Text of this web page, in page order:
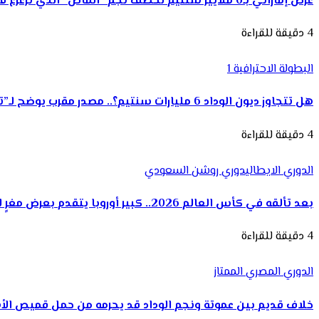
4 دقيقة للقراءة
البطولة الاحترافية 1
هل تتجاوز ديون الوداد 6 مليارات سنتيم؟.. مصدر مقرب يوضح لـ”تيلي سبورت”
4 دقيقة للقراءة
الدوري الايطاليدوري روشن السعودي
بعد تألقه في كأس العالم 2026.. كبير أوروبا يتقدم بعرض مغرٍ للهلال لضم إبن الوداد ياسين بونو
4 دقيقة للقراءة
الدوري المصري الممتاز
خلاف قديم بين عموتة ونجم الوداد قد يحرمه من حمل قميص